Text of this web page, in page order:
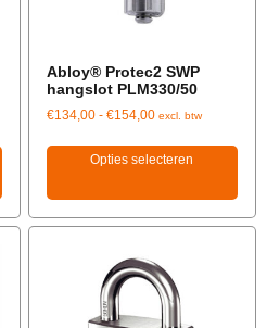
Abloy® Protec2 SWP
hangslot PLM330/50
€134,00 - €154,00 excl. btw
Opties selecteren